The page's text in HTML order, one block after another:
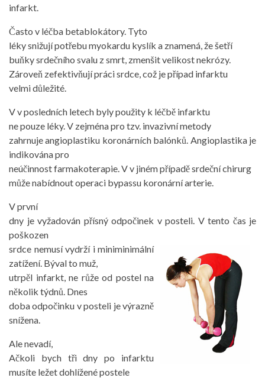
infarkt.
Často v léčba betablokátory. Tyto
léky snižují potřebu myokardu kyslík a znamená, že šetří
buňky srdečního svalu z smrt, zmenšit velikost nekrózy.
Zároveň zefektivňují práci srdce, což je případ infarktu
velmi důležité.
V v posledních letech byly použity k léčbě infarktu
ne pouze léky. V zejména pro tzv. invazivní metody
zahrnuje angioplastiku koronárních balónků. Angioplastika je
indikována pro
neúčinnost farmakoterapie. V v jiném případě srdeční chirurg
může nabídnout operaci bypassu koronární arterie.
V první
dny je vyžadován přísný odpočinek v posteli. V tento čas je
poškozen
srdce nemusí vydrží i miniminimální
zatížení. Býval to muž,
utrpěl infarkt, ne růže od postel na
několik týdnů. Dnes
doba odpočinku v posteli je výrazně
snížena.
Ale nevadí,
Ačkoli bych tři dny po infarktu
musíte ležet dohlížené postele